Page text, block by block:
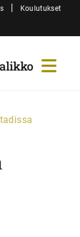
| Koulutukset